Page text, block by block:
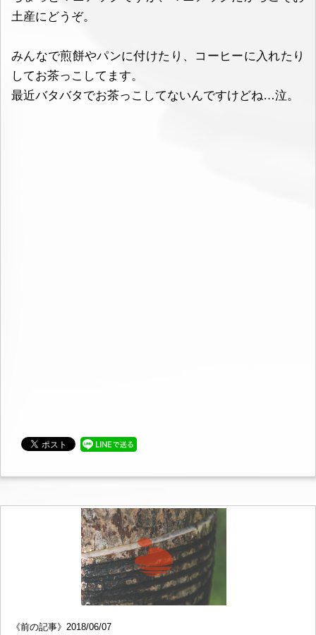
土産にどうぞ。
みんなで煎餅やパンに付けたり、コーヒーに入れたり
してお茶っこしてます。
最近バタバタでお茶っこしてないんですけどね…泣。
《前の記事》2018/06/07